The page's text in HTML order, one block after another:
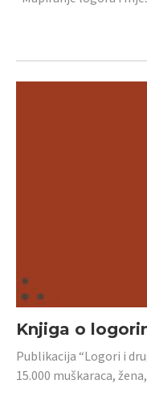
Knjiga o
Publikacija “Logori i
15.000 muškaraca,